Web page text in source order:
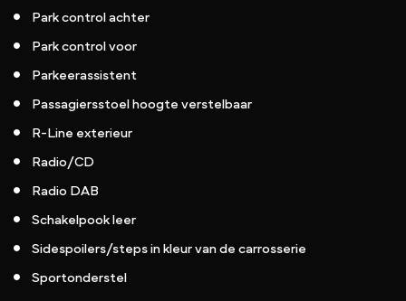
Park control achter
Park control voor
Parkeerassistent
Passagiersstoel hoogte verstelbaar
R-Line exterieur
Radio/CD
Radio DAB
Schakelpook leer
Sidespoilers/steps in kleur van de carrosserie
Sportonderstel